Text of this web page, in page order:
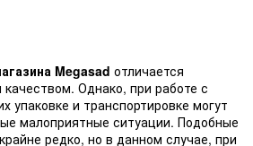
Megasad отличается
Однако, при работе с
упаковке и транспортировке могут
малоприятные ситуации. Подобные
редко, но в данном случае, при